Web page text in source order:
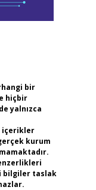
bir
hiçbir
yalnızca
içerikler
kurum
bilgiler taslak